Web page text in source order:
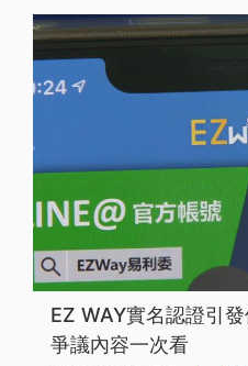
EZ WAY實名認證引
爭議內容一次看